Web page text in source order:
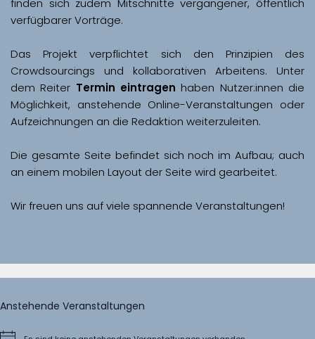
finden sich zudem Mitschnitte vergangener, öffentlich
Das Projekt verpflichtet sich den Prinzipien des
Crowdsourcings und kollaborativen Arbeitens. Unter
dem Reiter Termin eintragen haben Nutzer:innen die
Möglichkeit, anstehende Online-Veranstaltungen oder
Aufzeichnungen an die Redaktion weiterzuleiten.
Die gesamte Seite befindet sich noch im Aufbau; auch
Wir freuen uns auf viele spannende Veranstaltungen!
Anstehende Veranstaltungen